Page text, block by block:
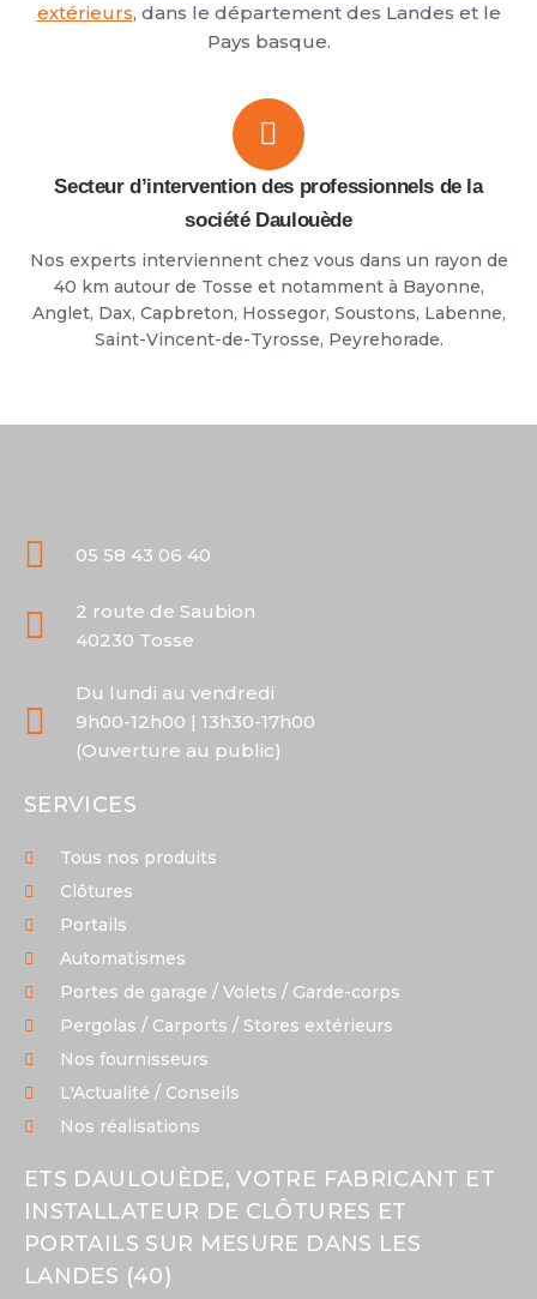
extérieurs, dans le département des Landes et le
Pays basque.
Secteur d’intervention des professionnels de la
société Daulouède
Nos experts interviennent chez vous dans un rayon de
40 km autour de Tosse et notamment à Bayonne,
Anglet, Dax, Capbreton, Hossegor, Soustons, Labenne,
Saint-Vincent-de-Tyrosse, Peyrehorade.
05 58 43 06 40
2 route de Saubion
40230 Tosse
Du lundi au vendredi
9h00-12h00 | 13h30-17h00
(Ouverture au public)
SERVICES
Tous nos produits
Clôtures
Portails
Automatismes
Portes de garage / Volets / Garde-corps
Pergolas / Carports / Stores extérieurs
Nos fournisseurs
L'Actualité / Conseils
Nos réalisations
ETS DAULOUÈDE, VOTRE FABRICANT ET
INSTALLATEUR DE CLÔTURES ET
PORTAILS SUR MESURE DANS LES
LANDES (40)